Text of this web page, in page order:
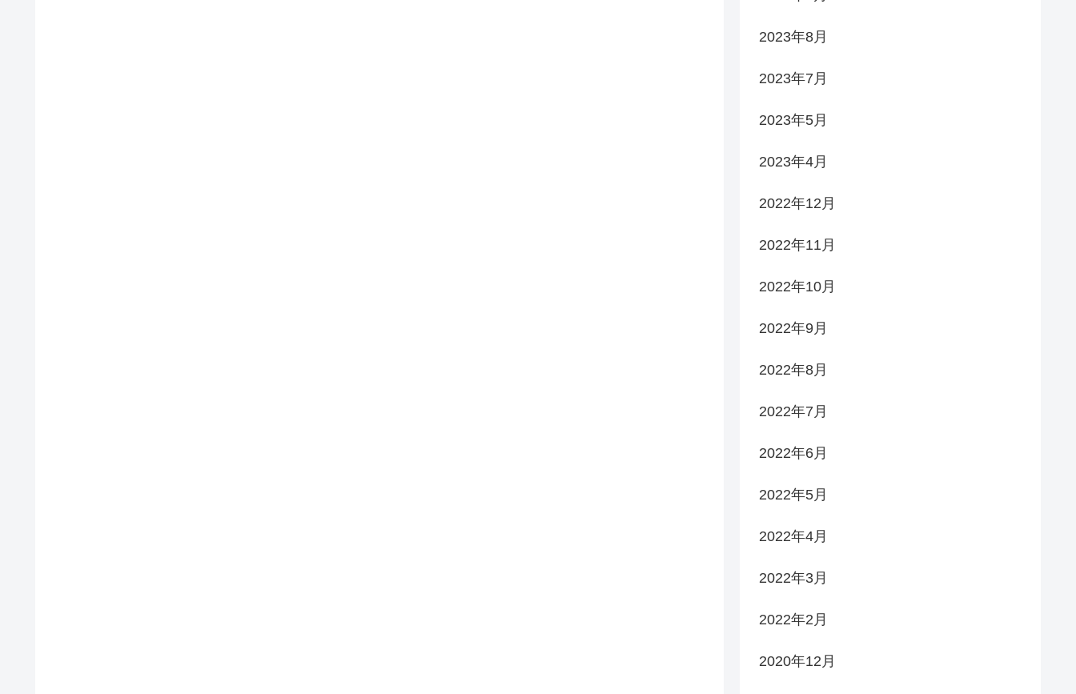
2023年8月
2023年7月
2023年5月
2023年4月
2022年12月
2022年11月
2022年10月
2022年9月
2022年8月
2022年7月
2022年6月
2022年5月
2022年4月
2022年3月
2022年2月
2020年12月